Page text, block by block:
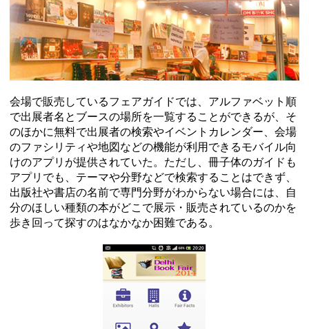
会場で販売しているフェアガイドでは、アルファベット順
で出展者名とブースの場所を一覧することができるが、そ
のほかに無料で出展者の検索やイベントカレンダー、会場
のファシリティや地図などの機能が利用できるモバイル向
けのアプリが提供されていた。ただし、冊子体のガイドも
アプリでも、テーマや分野などで検索することはできず、
出版社や書店の名前で専門分野がわからない場合には、自
分のほしい種類の本がどこで展示・販売されているのかを
歩き回って探すのはなかなか困難である。